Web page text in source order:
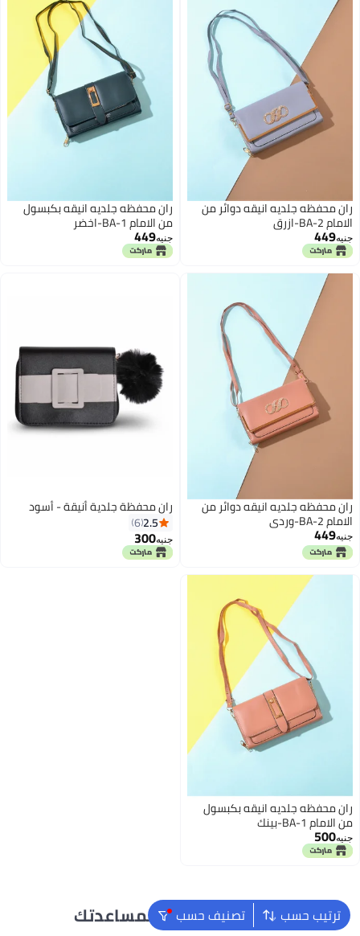
ران محفظه جلديه انيقه دوائر من
الامام BA-2-ازرق
جنيه449
ران محفظه جلديه انيقه بكبسول
من الامام BA-1-اخضر
جنيه449
ران محفظه جلديه انيقه دوائر من
الامام BA-2-وردي
جنيه449
4
ران محفظة جلدية أنيقة - أسود
2.5
6
جنيه300
ران محفظه جلديه انيقه بكبسول
من الامام BA-1-بينك
جنيه500
ترتيب حسب تصنيف حسب
نحن دائماً جاهزون لمساعدتك